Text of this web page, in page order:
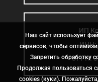
ИП
ИНН:
ОГРН:
Наш сайт использует
сервисов, чтобы
Запретить обработку
Продолжая пользоваться
cookies (куки).